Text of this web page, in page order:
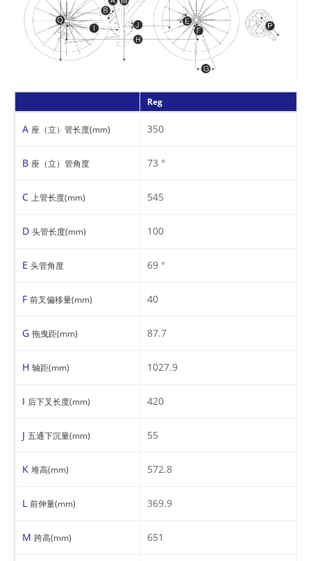
Reg
A 座（立）管长度(mm) 350
B 座（立）管角度 73 °
C 上管长度(mm) 545
D 头管长度(mm) 100
E 头管角度 69 °
F 前叉偏移量(mm) 40
G 拖曳距(mm) 87.7
H 轴距(mm) 1027.9
I 后下叉长度(mm) 420
J 五通下沉量(mm) 55
K 堆高(mm) 572.8
L 前伸量(mm) 369.9
M 跨高(mm) 651